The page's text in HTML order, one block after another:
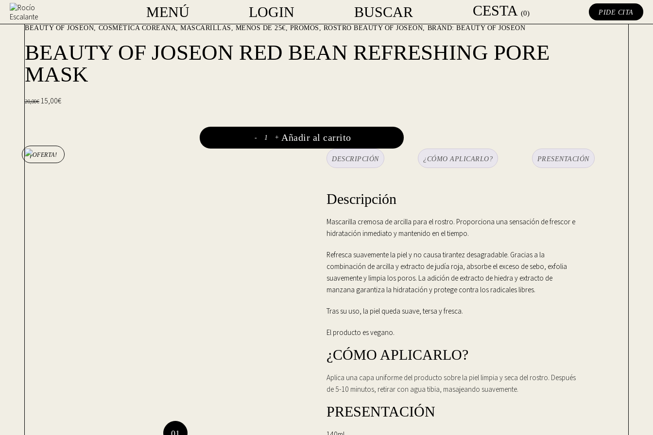
MENÚ LOGIN BUSCAR CESTA (0) PIDE CITA
BEAUTY OF JOSEON COSMÉTICA COREANA, MASCARILLAS , MENOS DE 25€, PROMOS , ROSTRO BEAUTY OF JOSEON BRAND: BEAUTY OF JOSEON
BEAUTY OF JOSEON RED BEAN REFRESHING PORE
MASK
20,00€ 15,00€
- + Añadir al carrito
¡OFERTA!
DESCRIPCIÓN ¿CÓMO APLICARLO? PRESENTACIÓN
Descripción
Mascarilla cremosa de arcilla para el rostro. Proporciona una sensación de frescor e
hidratación inmediato y mantenido en el tiempo.
Refresca suavemente la piel y no causa tirantez desagradable. Gracias a la
combinación de arcilla y extracto de judía roja, absorbe el exceso de sebo, exfolia
suavemente y limpia los poros. La adición de extracto de hiedra y extracto de
manzana garantiza la hidratación y protege contra los radicales libres.
Tras su uso, la piel queda suave, tersa y fresca.
El producto es vegano.
¿CÓMO APLICARLO?
Aplica una capa uniforme del producto sobre la piel limpia y seca del rostro. Después
de 5-10 minutos, retirar con agua tibia, masajeando suavemente.
PRESENTACIÓN